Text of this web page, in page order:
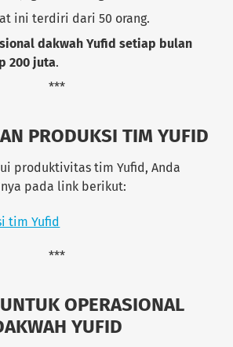
ini terdiri dari 50 orang.
dakwah Yufid setiap bulan
200 juta.
***
PRODUKSI TIM YUFID
produktivitas tim Yufid, Anda
pada link berikut:
tim Yufid
***
OPERASIONAL
YUFID